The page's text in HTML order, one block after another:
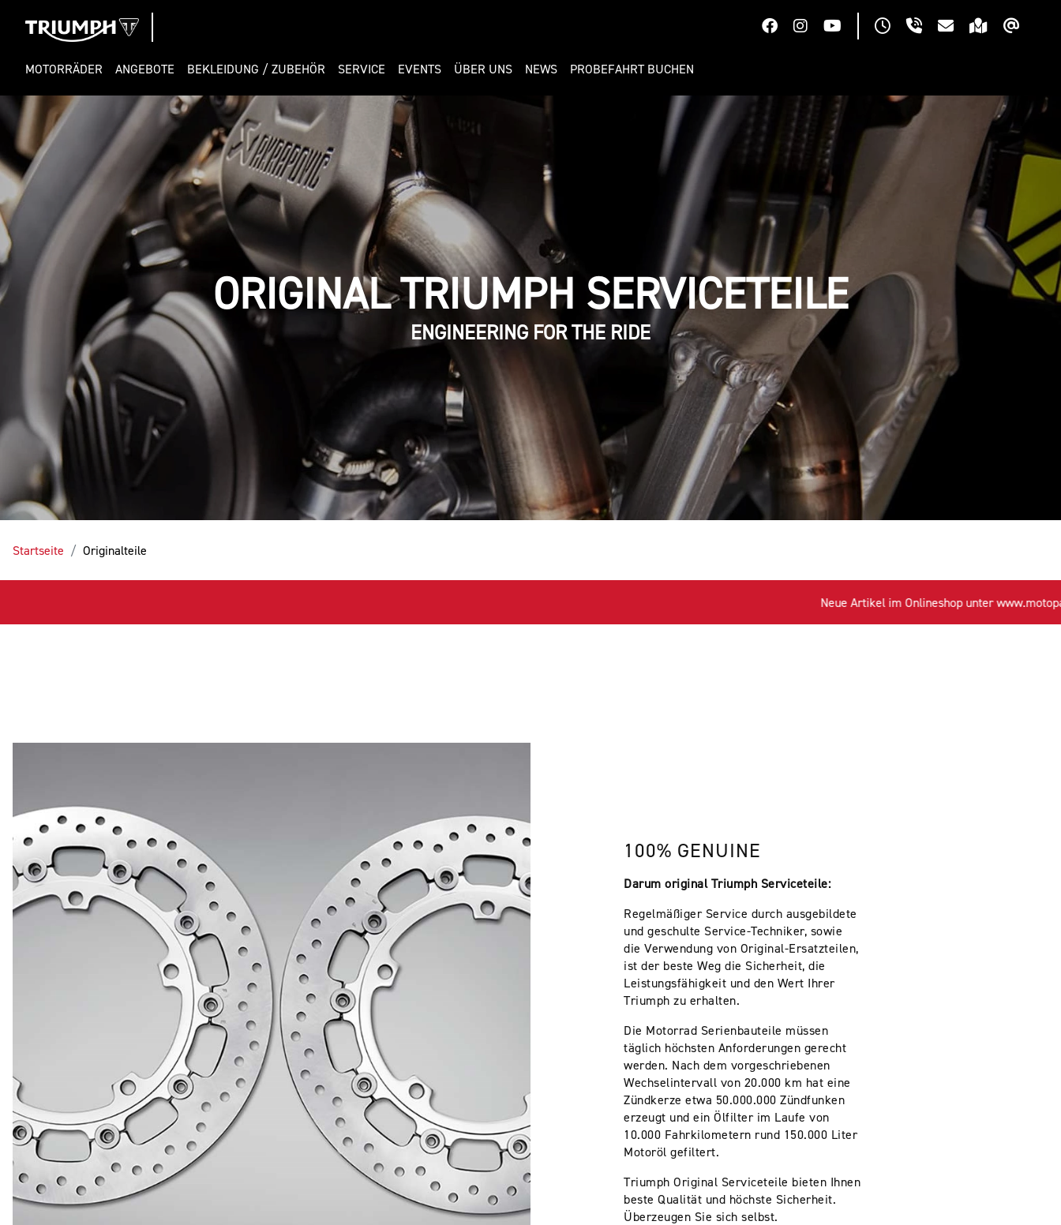
MOTORRÄDER ANGEBOTE BEKLEIDUNG / ZUBEHÖR SERVICE EVENTS ÜBER UNS NEWS PROBEFAHRT BUCHEN
ORIGINAL TRIUMPH SERVICETEILE
ENGINEERING FOR THE RIDE
Startseite Originalteile
Neue Artikel im Onlineshop unter
100% GENUINE
Darum original Triumph Serviceteile:
Regelmäßiger Service durch ausgebildete
und geschulte Service-Techniker, sowie
die Verwendung von Original-Ersatzteilen,
ist der beste Weg die Sicherheit, die
Leistungsfähigkeit und den Wert Ihrer
Triumph zu erhalten.
Die Motorrad Serienbauteile müssen
täglich höchsten Anforderungen gerecht
werden. Nach dem vorgeschriebenen
Wechselintervall von 20.000 km hat eine
Zündkerze etwa 50.000.000 Zündfunken
erzeugt und ein Ölfilter im Laufe von
10.000 Fahrkilometern rund 150.000 Liter
Motoröl gefiltert.
Triumph Original Serviceteile bieten Ihnen
beste Qualität und höchste Sicherheit.
Überzeugen Sie sich selbst.